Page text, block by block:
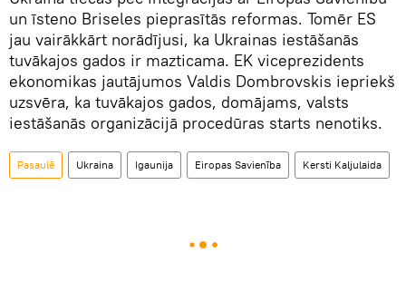
un īsteno Briseles pieprasītās reformas. Tomēr ES
jau vairākkārt norādījusi, ka Ukrainas iestāšanās
tuvākajos gados ir mazticama. EK viceprezidents
ekonomikas jautājumos Valdis Dombrovskis iepriekš
uzsvēra, ka tuvākajos gados, domājams, valsts
iestāšanās organizācijā procedūras starts nenotiks.
Pasaulē Ukraina Igaunija Eiropas Savienība Kersti Kaljulaida